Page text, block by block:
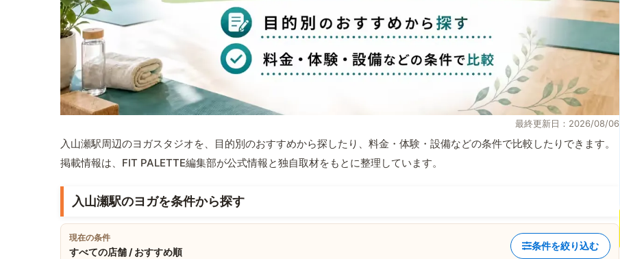
最終更新日：2026/08/06
入山瀬駅周辺のヨガスタジオを、目的別のおすすめから探したり、料金・体験・設備などの条件で比較したりできます。
掲載情報は、FIT PALETTE編集部が公式情報と独自取材をもとに整理しています。
入山瀬駅のヨガを条件から探す
現在の条件
すべての店舗 / おすすめ順
条件を絞り込む